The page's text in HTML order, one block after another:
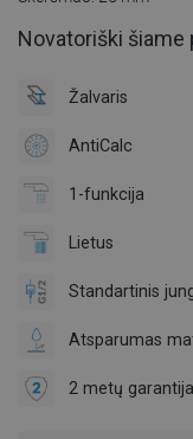
Novatoriški
Žalvaris
AntiCalc
1-funkcija
Lietus
Standartinis
Atsparumas
2 metų garantija